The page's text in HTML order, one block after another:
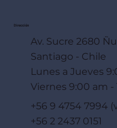
Dirección
Av. Sucre 2680
Santiago - Chile
Lunes a Jueves
Viernes 9:00 am -
+56 9 4754 7994
+56 2 2437 0151